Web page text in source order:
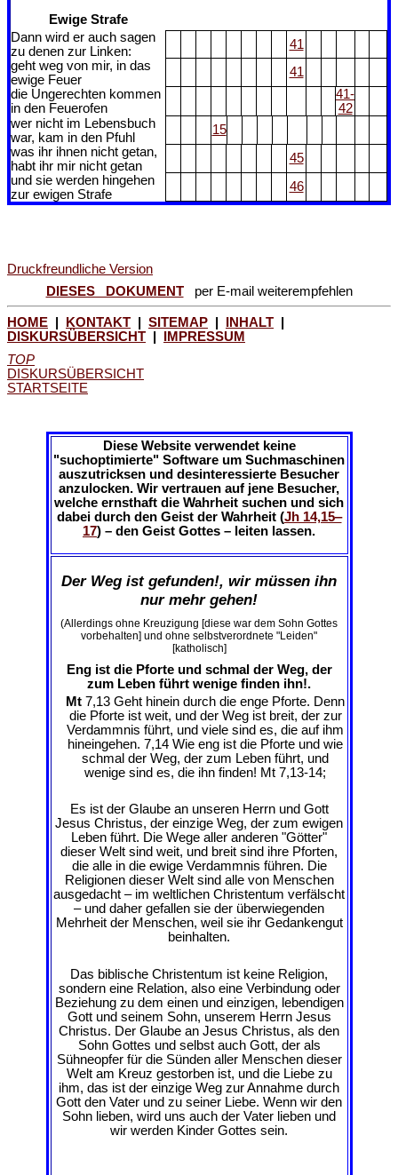
Ewige Strafe
Dann wird er auch sagen
zu denen zur Linken:
41
geht weg von mir, in das
ewige Feuer
41
die Ungerechten kommen
in den Feuerofen
41-
42
wer nicht im Lebensbuch
war, kam in den Pfuhl
15
was ihr ihnen nicht getan,
habt ihr mir nicht getan
45
und sie werden hingehen
zur ewigen Strafe
46
Druckfreundliche Version
DIESES DOKUMENTper E-mail weiterempfehlen
HOME KONTAKT SITEMAP INHALT
DISKURSÜBERSICHT
IMPRESSUM
TOP
DISKURSÜBERSICHT
STARTSEITE
Diese Website verwendet keine
"suchoptimierte" Software um Suchmaschinen
auszutricksen und desinteressierte Besucher
anzulocken. Wir vertrauen auf jene Besucher,
welche ernsthaft die Wahrheit suchen und sich
dabei durch den Geist der Wahrheit (Jh 14,15‒
17) – den Geist Gottes – leiten lassen.
Der Weg ist gefunden!, wir müssen ihn
nur mehr gehen!
(Allerdings ohne Kreuzigung [diese war dem Sohn Gottes
vorbehalten] und ohne selbstverordnete "Leiden"
[katholisch]
Eng ist die Pforte und schmal der Weg, der
zum Leben führt wenige finden ihn!.
Mt 7,13 Geht hinein durch die enge Pforte. Denn
die Pforte ist weit, und der Weg ist breit, der zur
Verdammnis führt, und viele sind es, die auf ihm
hineingehen. 7,14 Wie eng ist die Pforte und wie
schmal der Weg, der zum Leben führt, und
wenige sind es, die ihn finden! Mt 7,13-14;
Es ist der Glaube an unseren Herrn und Gott
Jesus Christus, der einzige Weg, der zum ewigen
Leben führt. Die Wege aller anderen "Götter"
dieser Welt sind weit, und breit sind ihre Pforten,
die alle in die ewige Verdammnis führen. Die
Religionen dieser Welt sind alle von Menschen
ausgedacht – im weltlichen Christentum verfälscht
– und daher gefallen sie der überwiegenden
Mehrheit der Menschen, weil sie ihr Gedankengut
beinhalten.
Das biblische Christentum ist keine Religion,
sondern eine Relation, also eine Verbindung oder
Beziehung zu dem einen und einzigen, lebendigen
Gott und seinem Sohn, unserem Herrn Jesus
Christus. Der Glaube an Jesus Christus, als den
Sohn Gottes und selbst auch Gott, der als
Sühneopfer für die Sünden aller Menschen dieser
Welt am Kreuz gestorben ist, und die Liebe zu
ihm, das ist der einzige Weg zur Annahme durch
Gott den Vater und zu seiner Liebe. Wenn wir den
Sohn lieben, wird uns auch der Vater lieben und
wir werden Kinder Gottes sein.